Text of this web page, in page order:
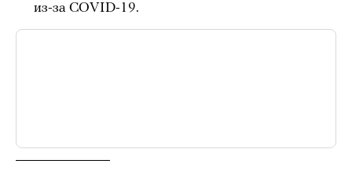
из-за COVID-19.